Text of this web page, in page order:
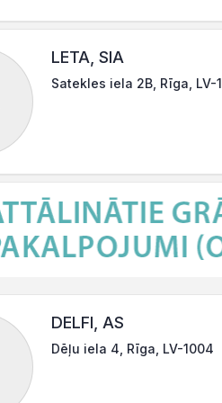
LETA, SIA
Satekles iela 2B, Rīga, LV-
DELFI, AS
Dēļu iela 4, Rīga, LV-1004